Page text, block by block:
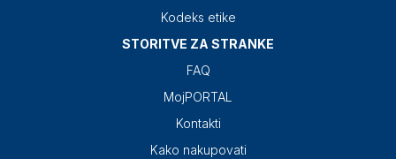
Kodeks etike
STORITVE ZA STRANKE
FAQ
MojPORTAL
Kontakti
Kako nakupovati